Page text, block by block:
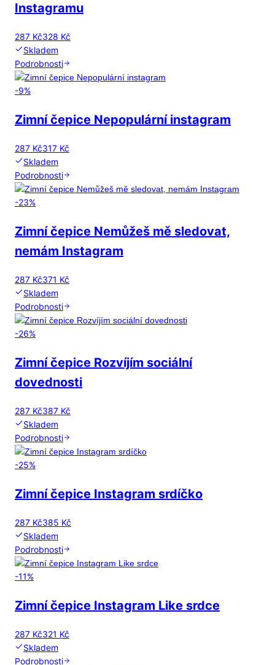
Instagramu
287 Kč328 Kč
Skladem
Podrobnosti
-9%
Zimní čepice Nepopulární instagram
287 Kč317 Kč
Skladem
Podrobnosti
-23%
Zimní čepice Nemůžeš mě sledovat,
nemám Instagram
287 Kč371 Kč
Skladem
Podrobnosti
-26%
Zimní čepice Rozvíjím sociální
dovednosti
287 Kč387 Kč
Skladem
Podrobnosti
-25%
Zimní čepice Instagram srdíčko
287 Kč385 Kč
Skladem
Podrobnosti
-11%
Zimní čepice Instagram Like srdce
287 Kč321 Kč
Skladem
Podrobnosti